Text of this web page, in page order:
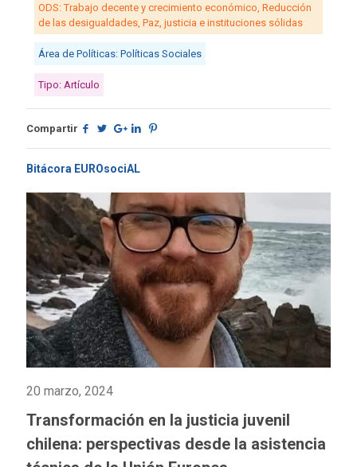
ODS: Trabajo decente y crecimiento económico, Reducción
de las desigualdades, Paz, justicia e instituciones sólidas
Área de Políticas: Políticas Sociales
Tipo: Artículo
Compartir
Bitácora EUROsociAL
20 marzo, 2024
Transformación en la justicia juvenil
chilena: perspectivas desde la asistencia